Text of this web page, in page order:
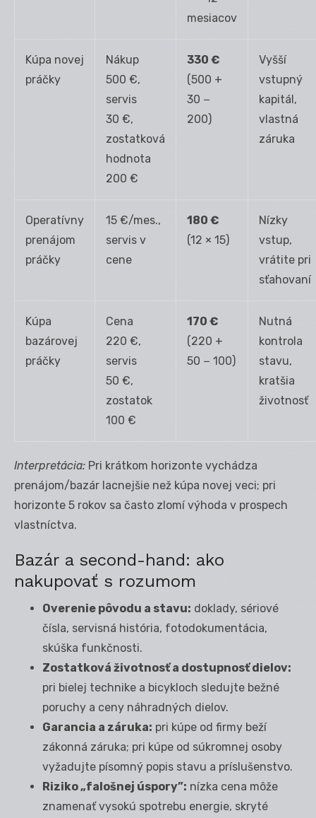
mesiacov
Kúpa novej
práčky
Nákup
500 €,
servis
30 €,
zostatková
hodnota
200 €
330 €
(500 +
30 −
200)
Vyšší
vstupný
kapitál,
vlastná
záruka
Operatívny
prenájom
práčky
15 €/mes.,
servis v
cene
180 €
(12 × 15)
Nízky
vstup,
vrátite pri
sťahovaní
Kúpa
bazárovej
práčky
Cena
220 €,
servis
50 €,
zostatok
100 €
170 €
(220 +
50 − 100)
Nutná
kontrola
stavu,
kratšia
životnosť
Interpretácia: Pri krátkom horizonte vychádza
prenájom/bazár lacnejšie než kúpa novej veci; pri
horizonte 5 rokov sa často zlomí výhoda v prospech
vlastníctva.
Bazár a second-hand: ako
nakupovať s rozumom
Overenie pôvodu a stavu: doklady, sériové
čísla, servisná história, fotodokumentácia,
skúška funkčnosti.
Zostatková životnosť a dostupnosť dielov:
pri bielej technike a bicykloch sledujte bežné
poruchy a ceny náhradných dielov.
Garancia a záruka: pri kúpe od firmy beží
zákonná záruka; pri kúpe od súkromnej osoby
vyžadujte písomný popis stavu a príslušenstvo.
Riziko „falošnej úspory”: nízka cena môže
znamenať vysokú spotrebu energie, skryté